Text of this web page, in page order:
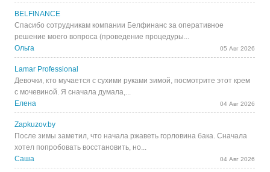
BELFINANCE
Спасибо сотрудникам компании Белфинанс за оперативное
решение моего вопроса (проведение процедуры...
Ольга
05 Авг 2026
Lamar Professional
Девочки, кто мучается с сухими руками зимой, посмотрите этот крем
с мочевиной. Я сначала думала,...
Елена
04 Авг 2026
Zapkuzov.by
После зимы заметил, что начала ржаветь горловина бака. Сначала
хотел попробовать восстановить, но...
Саша
04 Авг 2026